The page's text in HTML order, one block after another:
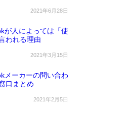
2021年6月28日
が人によっては「使
われる理由
2021年3月15日
メーカーの問い合わ
口まとめ
2021年2月5日